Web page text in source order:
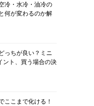
冷・水冷・油冷の
何が変わるのか解
っちが良い？ミニ
ント、買う場合の決
ここまで化ける！